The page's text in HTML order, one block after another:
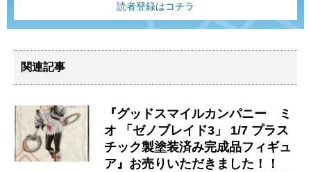
読者登録はコチラ
関連記事
『グッドスマイルカンパニー ミ
オ ​「ゼノブレイド3」 ​1/7 ​プラス
チック製塗装済み完成品フィギュ
ア』お売りいただきました！！